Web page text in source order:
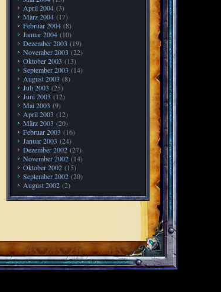
April 2004 (3)
März 2004 (17)
Februar 2004 (8)
Januar 2004 (10)
Dezember 2003 (19)
November 2003 (22)
Oktober 2003 (13)
September 2003 (14)
August 2003 (8)
Juli 2003 (25)
Juni 2003 (12)
Mai 2003 (9)
April 2003 (12)
März 2003 (20)
Februar 2003 (16)
Januar 2003 (24)
Dezember 2002 (27)
November 2002 (14)
Oktober 2002 (15)
September 2002 (20)
August 2002 (2)